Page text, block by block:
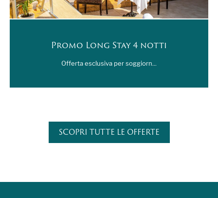
Promo Long Stay 4 notti
Offerta esclusiva per soggiorn...
SCOPRI TUTTE LE OFFERTE